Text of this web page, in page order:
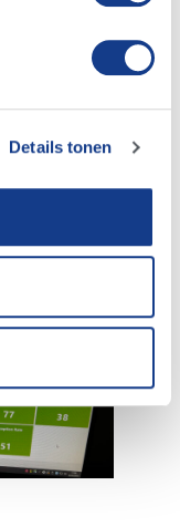
Details tonen